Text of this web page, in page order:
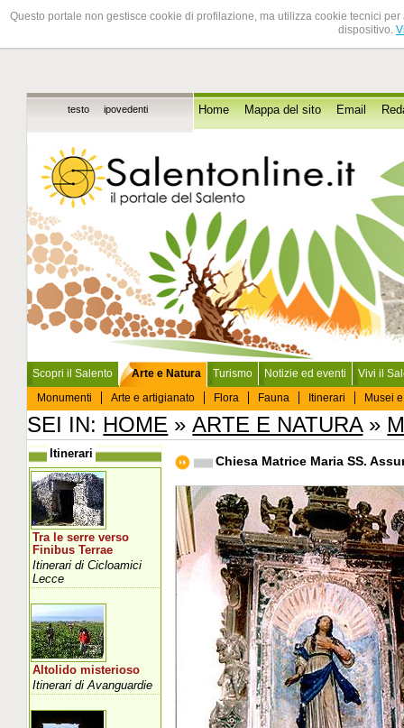
Questo portale non gestisce cookie di profilazione, ma utilizza cookie tecnici
dispositivo.
testo ipovedenti Home Mappa del sito Email
Scopri il Salento
Arte e Natura
Monumenti
Arte e artigianato Flora Fauna Itinerari Musei
Turismo Notizie ed eventi Vivi il
SEI IN: HOME »ARTE E NATURA»
Chiesa Matrice Maria SS.
Itinerari
Tra le serre verso
Finibus Terrae
Itinerari di Cicloamici
Lecce
Altolido misterioso
Itinerari di Avanguardie